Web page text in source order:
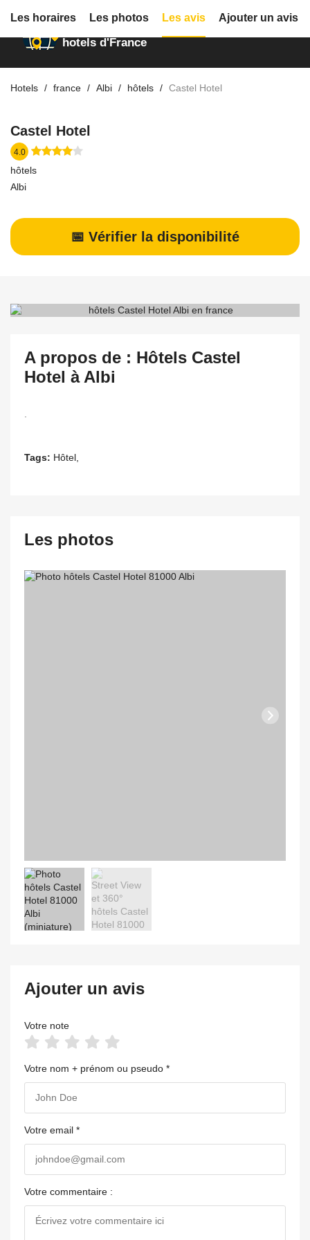
Annuaire des
hotels d'France
Hotels france Albi hôtels Castel Hotel
Castel Hotel
4.0
hôtels
Albi
📅 Vérifier la disponibilité
Les horaires Les photos Les avis Ajouter un avis
A propos de : Hôtels Castel
Hotel à Albi
Tags: Hôtel,
Les photos
Ajouter un avis
Votre note
Votre nom + prénom ou pseudo *
Votre email *
Votre commentaire :